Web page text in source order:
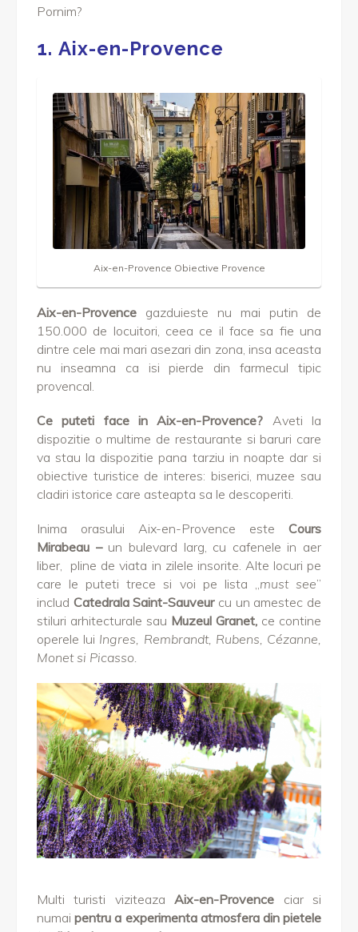
Pornim?
1. Aix-en-Provence
Aix-en-Provence Obiective Provence
Aix-en-Provence gazduieste nu mai putin de
150.000 de locuitori, ceea ce il face sa fie una
dintre cele mai mari asezari din zona, insa aceasta
nu inseamna ca isi pierde din farmecul tipic
provencal.
Ce puteti face in Aix-en-Provence? Aveti la
dispozitie o multime de restaurante si baruri care
va stau la dispozitie pana tarziu in noapte dar si
obiective turistice de interes: biserici, muzee sau
cladiri istorice care asteapta sa le descoperiti.
Inima orasului Aix-en-Provence este Cours
Mirabeau – un bulevard larg, cu cafenele in aer
liber, pline de viata in zilele insorite. Alte locuri pe
care le puteti trece si voi pe lista „ must see”
includ Catedrala Saint-Sauveurcu un amestec de
stiluri arhitecturale sau Muzeul Granet, ce contine
operele lui Ingres, Rembrandt, Rubens, Cézanne,
Monet si Picasso.
Multi turisti viziteazaAix-en-Provence ciar si
numaipentru a experimenta atmosfera din pietele